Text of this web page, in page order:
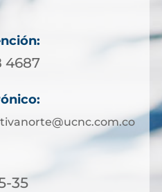
4687
35